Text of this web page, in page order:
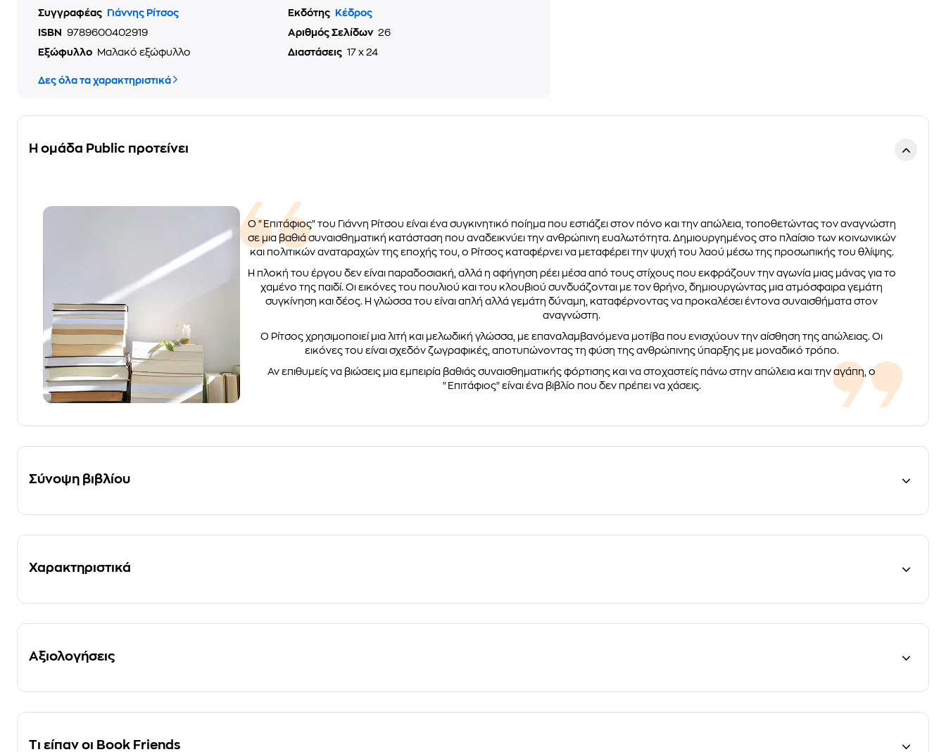
Συγγραφέας Γιάννης Ρίτσος Εκδότης
Κέδρος
ISBN
9789600402919 Αριθμός Σελίδων 26
Εξώφυλλο
Μαλακό εξώφυλλο Διαστάσεις 17 x 24
Δες όλα τα χαρακτηριστικά
Η ομάδα Public προτείνει
Ο "Επιτάφιος" του Γιάννη Ρίτσου είναι ένα συγκινητικό ποίημα που εστιάζει στον πόνο και την απώλεια, τοποθετώντας τον αναγνώστη
σε μια βαθιά συναισθηματική κατάσταση που αναδεικνύει την ανθρώπινη ευαλωτότητα. Δημιουργημένος στο πλαίσιο των κοινωνικών
και πολιτικών αναταραχών της εποχής του, ο Ρίτσος καταφέρνει να μεταφέρει την ψυχή του λαού μέσω της προσωπικής του θλίψης.
Η πλοκή του έργου δεν είναι παραδοσιακή, αλλά η αφήγηση ρέει μέσα από τους στίχους που εκφράζουν την αγωνία μιας μάνας για το
χαμένο της παιδί. Οι εικόνες του πουλιού και του κλουβιού συνδυάζονται με τον θρήνο, δημιουργώντας μια ατμόσφαιρα γεμάτη
συγκίνηση και δέος. Η γλώσσα του είναι απλή αλλά γεμάτη δύναμη, καταφέρνοντας να προκαλέσει έντονα συναισθήματα στον
αναγνώστη.
Ο Ρίτσος χρησιμοποιεί μια λιτή και μελωδική γλώσσα, με επαναλαμβανόμενα μοτίβα που ενισχύουν την αίσθηση της απώλειας. Οι
εικόνες του είναι σχεδόν ζωγραφικές, αποτυπώνοντας τη φύση της ανθρώπινης ύπαρξης με μοναδικό τρόπο.
Αν επιθυμείς να βιώσεις μια εμπειρία βαθιάς συναισθηματικής φόρτισης και να στοχαστείς πάνω στην απώλεια και την αγάπη, ο
"Επιτάφιος" είναι ένα βιβλίο που δεν πρέπει να χάσεις.
Σύνοψη βιβλίου
Χαρακτηριστικά
Αξιολογήσεις
Τι είπαν οι Book Friends